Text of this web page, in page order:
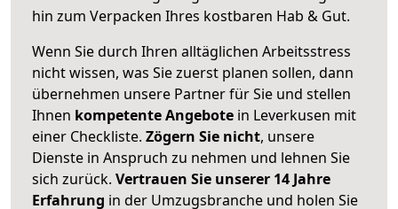
hin zum Verpacken Ihres kostbaren Hab & Gut.
Wenn Sie durch Ihren alltäglichen Arbeitsstress
nicht wissen, was Sie zuerst planen sollen, dann
übernehmen unsere Partner für Sie und stellen
Ihnen kompetente Angebote in Leverkusen mit
einer Checkliste. Zögern Sie nicht, unsere
Dienste in Anspruch zu nehmen und lehnen Sie
sich zurück. Vertrauen Sie unserer 14 Jahre
Erfahrung in der Umzugsbranche und holen Sie